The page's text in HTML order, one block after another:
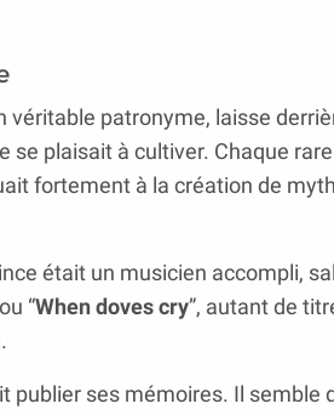
véritable patronyme, laisse
se plaisait à cultiver. Chaque
fortement à la création de
était un musicien accompli,
“When doves cry”, autant de
publier ses mémoires. Il semble